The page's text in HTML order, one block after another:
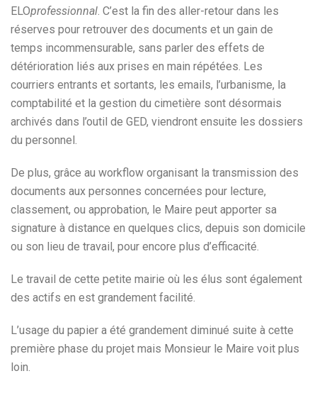
ELOprofessionnal. C’est la fin des aller-retour dans les
réserves pour retrouver des documents et un gain de
temps incommensurable, sans parler des effets de
détérioration liés aux prises en main répétées. Les
courriers entrants et sortants, les emails, l’urbanisme, la
comptabilité et la gestion du cimetière sont désormais
archivés dans l’outil de GED, viendront ensuite les dossiers
du personnel.
De plus, grâce au workflow organisant la transmission des
documents aux personnes concernées pour lecture,
classement, ou approbation, le Maire peut apporter sa
signature à distance en quelques clics, depuis son domicile
ou son lieu de travail, pour encore plus d’efficacité.
Le travail de cette petite mairie où les élus sont également
des actifs en est grandement facilité.
L’usage du papier a été grandement diminué suite à cette
première phase du projet mais Monsieur le Maire voit plus
loin.